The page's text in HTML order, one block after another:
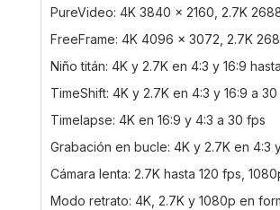
PureVideo: 4K 3840 x 2160, 2.7K
FreeFrame: 4K 4096 x 3072, 2.7K
Niño titán: 4K y 2.7K en 4:3 y 16:9
TimeShift: 4K y 2.7K en 4:3 y 16:9 a
Timelapse: 4K en 16:9 y 4:3 a 30 fps
Grabación en bucle: 4K y 2.7K en 4:3
Cámara lenta: 2.7K hasta 120 fps,
Modo retrato: 4K, 2.7K y 1080p en